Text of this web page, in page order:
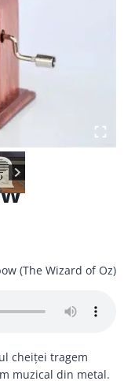
(The Wizard of Oz)
cheiței tragem
muzical din metal.